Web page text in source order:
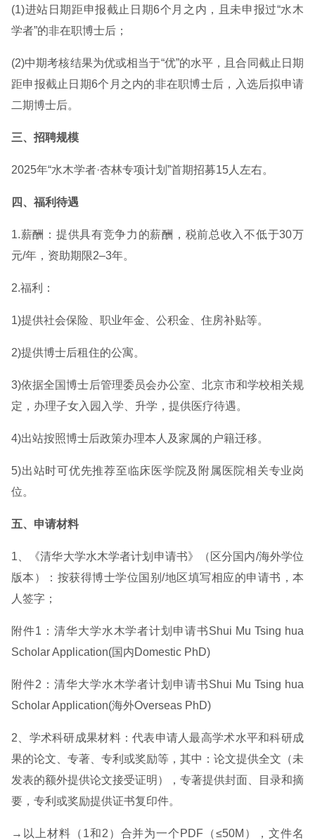
(1)进站日期距申报截止日期6个月之内，且未申报过“水木
学者”的非在职博士后；
(2)中期考核结果为优或相当于“优”的水平，且合同截止日期
距申报截止日期6个月之内的非在职博士后，入选后拟申请
二期博士后。
三、招聘规模
2025年“水木学者·杏林专项计划”首期招募15人左右。
四、福利待遇
1.薪酬：提供具有竞争力的薪酬，税前总收入不低于30万
元/年，资助期限2–3年。
2.福利：
1)提供社会保险、职业年金、公积金、住房补贴等。
2)提供博士后租住的公寓。
3)依据全国博士后管理委员会办公室、北京市和学校相关规
定，办理子女入园入学、升学，提供医疗待遇。
4)出站按照博士后政策办理本人及家属的户籍迁移。
5)出站时可优先推荐至临床医学院及附属医院相关专业岗
位。
五、申请材料
1、《清华大学水木学者计划申请书》（区分国内/海外学位
版本）：按获得博士学位国别/地区填写相应的申请书，本
人签字；
附件1：清华大学水木学者计划申请书Shui Mu Tsing hua
Scholar Application(国内Domestic PhD)
附件2：清华大学水木学者计划申请书Shui Mu Tsing hua
Scholar Application(海外Overseas PhD)
2、学术科研成果材料：代表申请人最高学术水平和科研成
果的论文、专著、专利或奖励等，其中：论文提供全文（未
发表的额外提供论文接受证明），专著提供封面、目录和摘
要，专利或奖励提供证书复印件。
→以上材料（1和2）合并为一个PDF（≤50M），文件名